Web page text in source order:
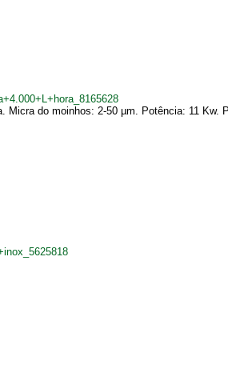
do moinhos: 2-50 µm. Potência: 11